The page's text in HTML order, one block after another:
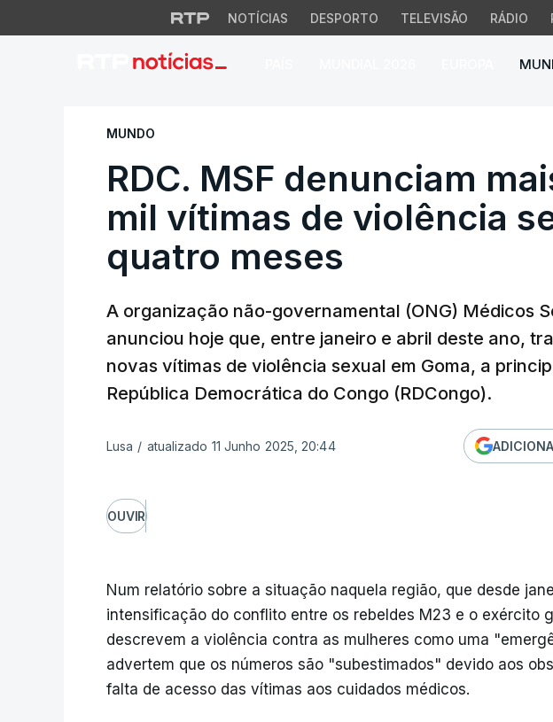
NOTÍCIAS DESPORTO TELEVISÃO RÁDIO
RDC. MSF denunciam
MUNDO
RDC. MSF denunciam
mil vítimas de violência
quatro meses
A organização não-governamental (ONG) Médicos
anunciou hoje que, entre janeiro e abril deste ano,
novas vítimas de violência sexual em Goma, a
República Democrática do Congo (RDCongo).
Lusa / atualizado 11 Junho 2025, 20:44
OUVIR
Num relatório sobre a situação naquela região, que desde
intensificação do conflito entre os rebeldes M23 e o exército
descrevem a violência contra as mulheres como uma
advertem que os números são "subestimados" devido aos
falta de acesso das vítimas aos cuidados médicos.